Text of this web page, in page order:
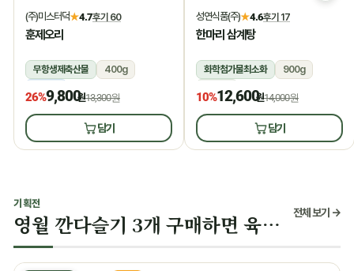
(주)미스터덕★4.7후기 60
훈제오리
무항생제축산물
400g
냉동
26%9,800원13,300원
담기
성연식품(주)★4.6후기 17
한마리 삼계탕
화학첨가물최소화
900g
상온
10%12,600원14,000원
담기
기획전
영월 깐다슬기 3개 구매하면 육수 증정 전체 보기 →